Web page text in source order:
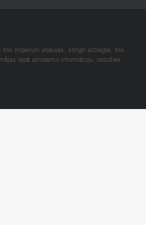
Imperum atļaujas, stingri aizliegta. SIA
lapā atrodamo informāciju, radušies